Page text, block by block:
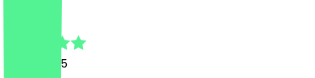
19. Juli 2025